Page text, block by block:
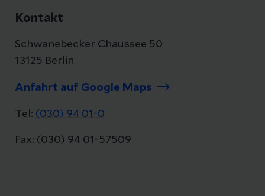
Kontakt
Schwanebecker Chaussee 50
13125 Berlin
Anfahrt auf Google Maps
Tel: (030) 94 01-0
Fax: (030) 94 01-57509